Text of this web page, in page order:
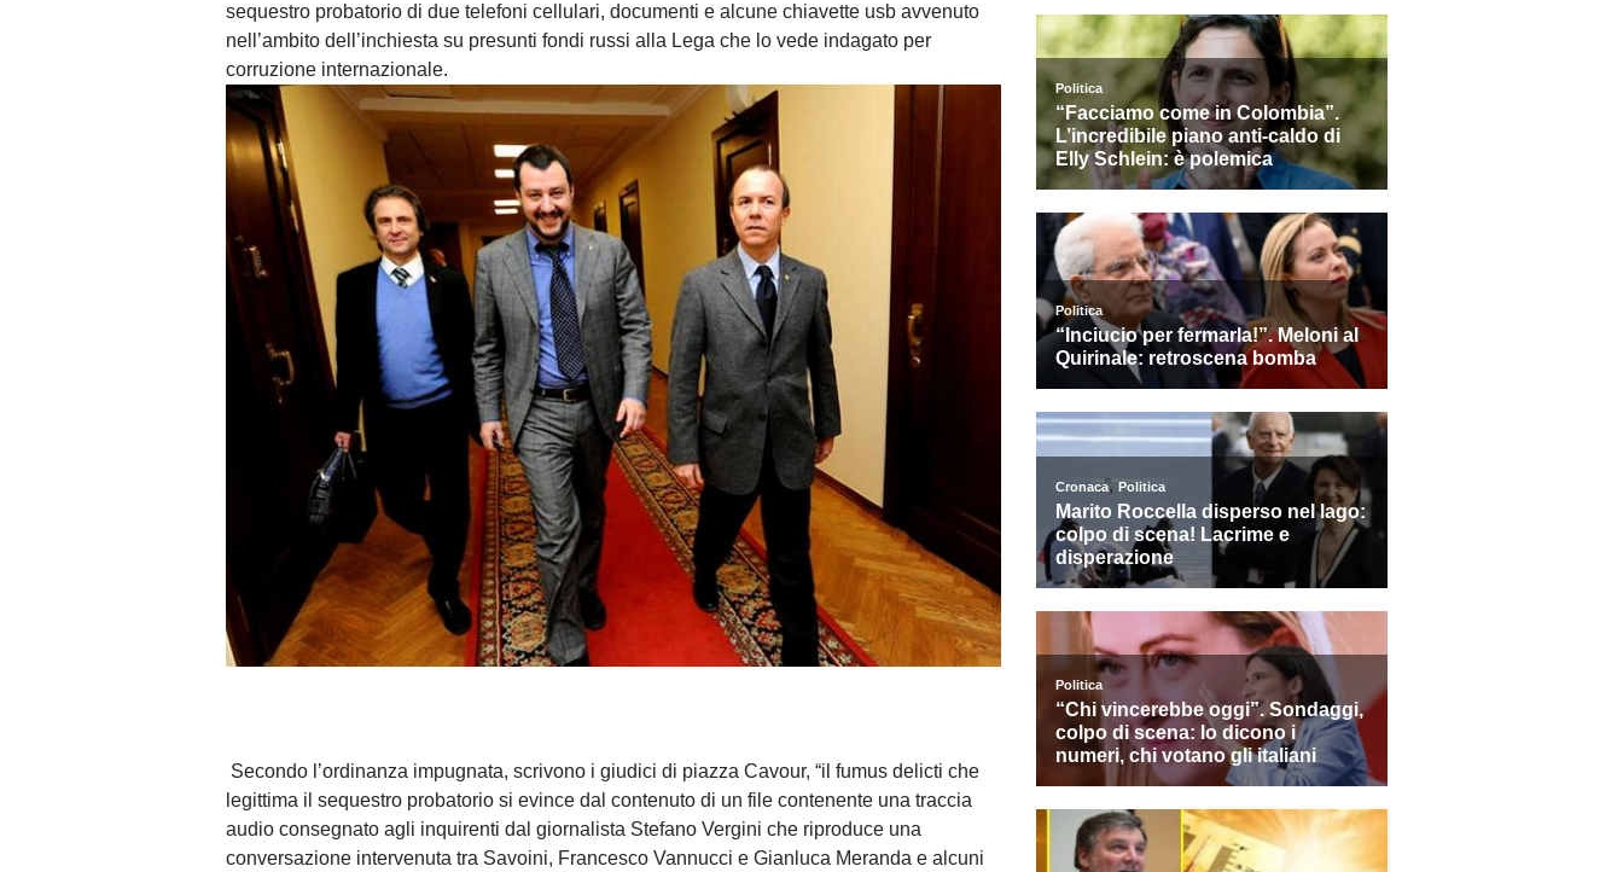
sequestro probatorio di due telefoni cellulari, documenti e alcune chiavette usb avvenuto
nell’ambito dell’inchiesta su presunti fondi russi alla Lega che lo vede indagato per
corruzione internazionale.
Secondo l’ordinanza impugnata, scrivono i giudici di piazza Cavour, “il fumus delicti che
legittima il sequestro probatorio si evince dal contenuto di un file contenente una traccia
audio consegnato agli inquirenti dal giornalista Stefano Vergini che riproduce una
conversazione intervenuta tra Savoini, Francesco Vannucci e Gianluca Meranda e alcuni